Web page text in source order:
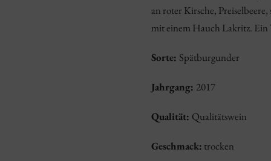
an roter Kirsche,
mit einem Hauch Lakritz.
Sorte: Spätburgunder
Jahrgang: 2017
Qualität: Qualitätswein
Geschmack: trocken